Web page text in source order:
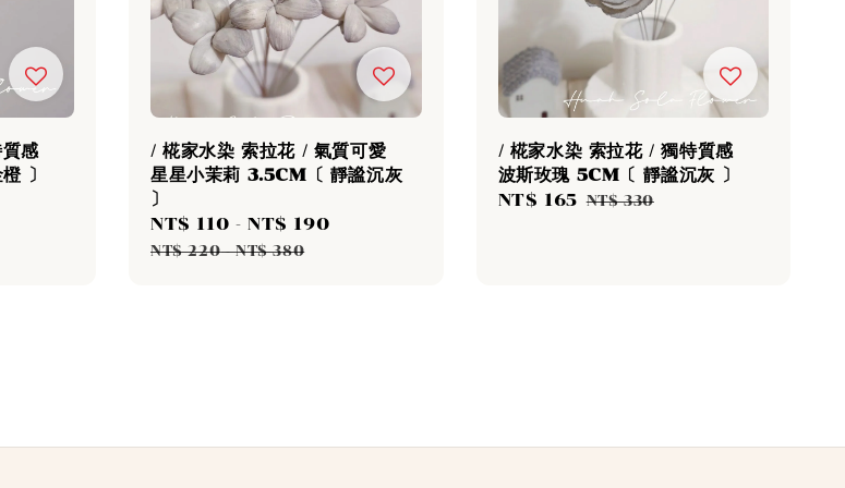
感
〕
/ 椛家水染 索拉花 / 氣質可愛
星星小茉莉 3.5CM〔 靜謐沉灰
〕
Sale
price
NT$ 110 -NT$ 190
NT$ 220-NT$ 380
/ 椛家水染 索拉花 / 獨特質感
波斯玫瑰 5CM〔 靜謐沉灰 〕
Sale
NT$ 165 Regular
NT$ 330